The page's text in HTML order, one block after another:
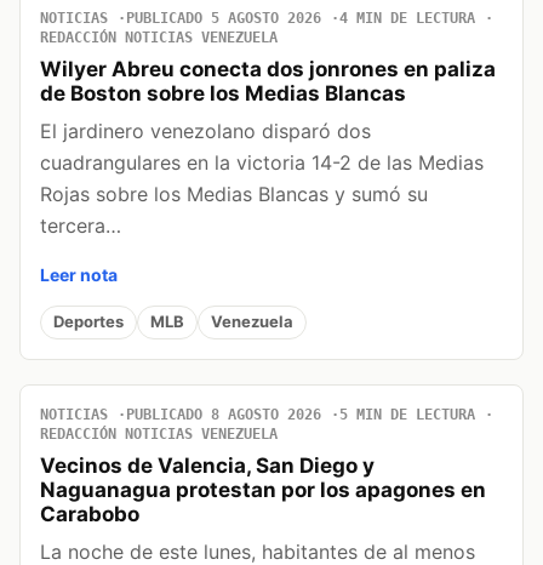
NOTICIAS PUBLICADO 5 AGOSTO 2026
4 MIN DE LECTURA
REDACCIÓN NOTICIAS VENEZUELA
Wilyer Abreu conecta dos jonrones en paliza
de Boston sobre los Medias Blancas
El jardinero venezolano disparó dos
cuadrangulares en la victoria 14-2 de las Medias
Rojas sobre los Medias Blancas y sumó su
tercera…
Leer nota
Deportes MLB Venezuela
NOTICIAS PUBLICADO 8 AGOSTO 2026
5 MIN DE LECTURA
REDACCIÓN NOTICIAS VENEZUELA
Vecinos de Valencia, San Diego y
Naguanagua protestan por los apagones en
Carabobo
La noche de este lunes, habitantes de al menos